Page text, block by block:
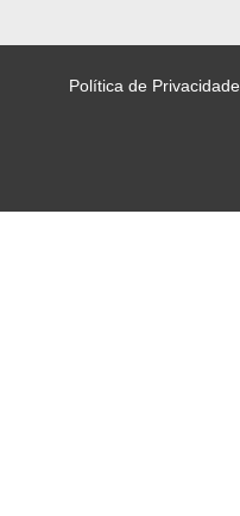
Política de Privacidade